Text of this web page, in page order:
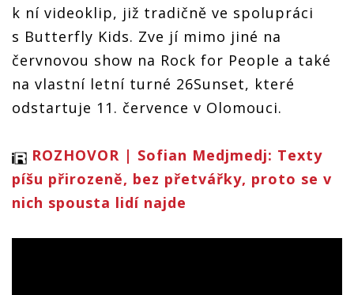
k ní videoklip, již tradičně ve spolupráci
s Butterfly Kids. Zve jí mimo jiné na
červnovou show na Rock for People a také
na vlastní letní turné 26Sunset, které
odstartuje 11. července v Olomouci.
ROZHOVOR | Sofian Medjmedj: Texty
píšu přirozeně, bez přetvářky, proto se v
nich spousta lidí najde